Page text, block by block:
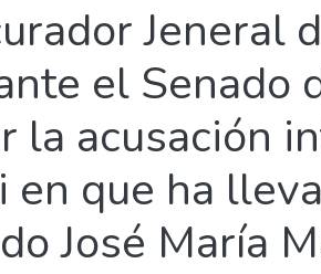
Jeneral
el Senado
la acusación
en que ha
José María